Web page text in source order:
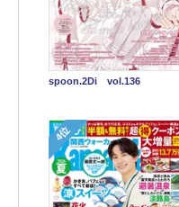
spoon.2Di vol.136
4位